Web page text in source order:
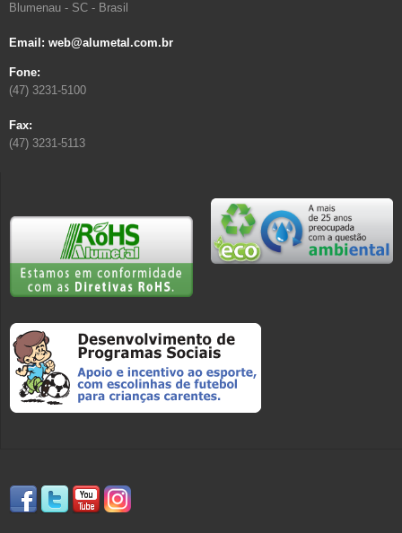
Blumenau - SC - Brasil
Email: web@alumetal.com.br
Fone:
(47) 3231-5100
Fax:
(47) 3231-5113